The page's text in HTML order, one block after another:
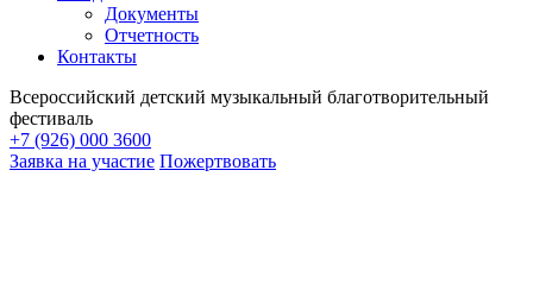
Документы
Отчетность
Контакты
Всероссийский детский музыкальный благотворительный
фестиваль
+7 (926) 000 3600
Заявка на участие Пожертвовать